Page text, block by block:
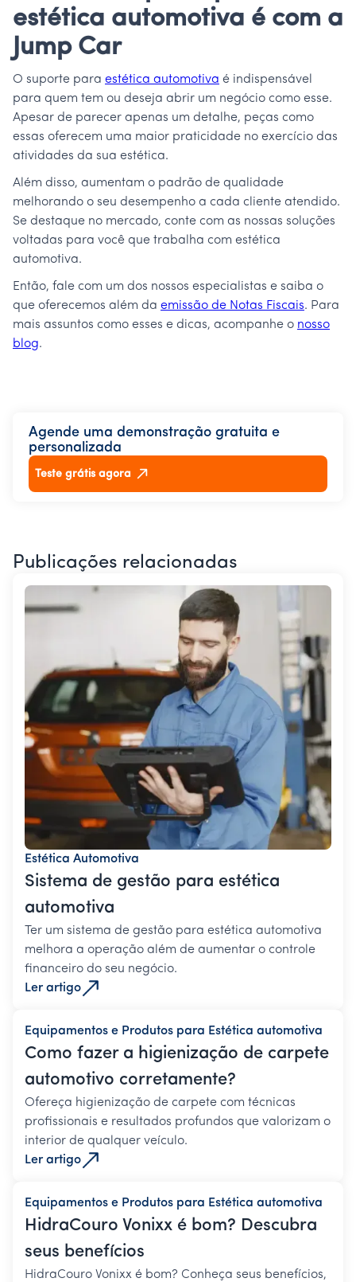
estética automotiva é com a
Jump Car
O suporte para estética automotiva é indispensável
para quem tem ou deseja abrir um negócio como esse.
Apesar de parecer apenas um detalhe, peças como
essas oferecem uma maior praticidade no exercício das
atividades da sua estética.
Além disso, aumentam o padrão de qualidade
melhorando o seu desempenho a cada cliente atendido.
Se destaque no mercado, conte com as nossas soluções
voltadas para você que trabalha com estética
automotiva.
Então, fale com um dos nossos especialistas e saiba o
que oferecemos além da emissão de Notas Fiscais. Para
mais assuntos como esses e dicas, acompanhe o nosso
blog.
Agende uma demonstração gratuita e
personalizada
Teste grátis agora
Publicações relacionadas
Estética Automotiva
Sistema de gestão para estética
automotiva
Ter um sistema de gestão para estética automotiva
melhora a operação além de aumentar o controle
financeiro do seu negócio.
Ler artigo
Equipamentos e Produtos para Estética automotiva
Como fazer a higienização de carpete
automotivo corretamente?
Ofereça higienização de carpete com técnicas
profissionais e resultados profundos que valorizam o
interior de qualquer veículo.
Ler artigo
Equipamentos e Produtos para Estética automotiva
HidraCouro Vonixx é bom? Descubra
seus benefícios
HidraCouro Vonixx é bom? Conheça seus benefícios,